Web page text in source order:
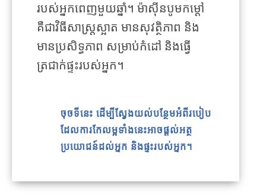
របស់អ្នកពេញមួយឆ្នាំ។ ម៉ាស៊ីនបូមកម្ដៅ
គឺជាវិធីសាស្ត្រស្អាត មានសុវត្ថិភាព និង
មានប្រសិទ្ធភាព សម្រាប់កំដៅ និងធ្វើ
ត្រជាក់ផ្ទះរបស់អ្នក។
ចុចទីនេះ ដើម្បីស្វែងយល់បន្ថែមអំពីរបៀប
ដែលការកែលម្អទាំងនេះអាចផ្តល់អត្ថ
ប្រយោជន៍ដល់អ្នក និងផ្ទះរបស់អ្នក។